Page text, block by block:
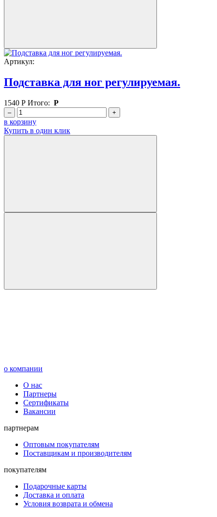
Артикул:
Подставка для ног регулируемая.
1540 Р Итого: Р
– +
в корзину
Купить в один клик
о компании
О нас
Партнеры
Сертификаты
Вакансии
партнерам
Оптовым покупателям
Поставщикам и производителям
покупателям
Подарочные карты
Доставка и оплата
Условия возврата и обмена